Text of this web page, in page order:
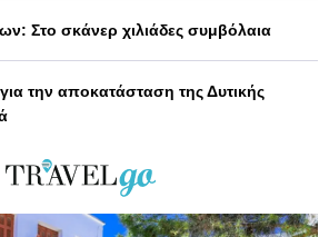
Στο σκάνερ χιλιάδες συμβόλαια
την αποκατάσταση της Δυτικής